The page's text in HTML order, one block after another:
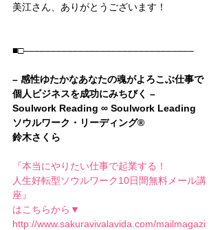
美江さん、ありがとうございます！
■□–––––––––––––––––––––––––––––––
– 感性ゆたかなあなたの魂がよろこぶ仕事で
個人ビジネスを成功にみちびく –
Soulwork Reading ∞ Soulwork Leading
ソウルワーク・リーディング®︎
鈴木さくら
『本当にやりたい仕事で起業する！
人生好転型ソウルワーク10日間無料メール講
座』
はこちらから▼
http://www.sakuravivalavida.com/mailmagazi